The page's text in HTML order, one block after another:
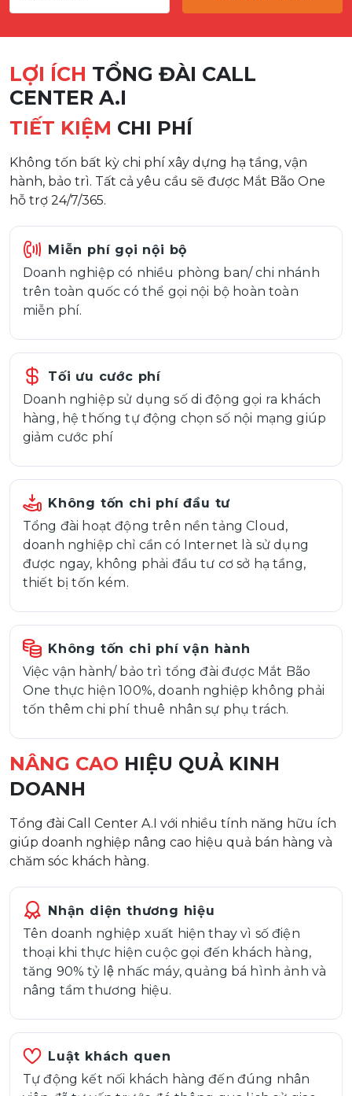
LỢI ÍCH TỔNG ĐÀI CALL
CENTER A.I
TIẾT KIỆM CHI PHÍ
Không tốn bất kỳ chi phí xây dựng hạ tầng, vận
hành, bảo trì. Tất cả yêu cầu sẽ được Mắt Bão One
hỗ trợ 24/7/365.
Miễn phí gọi nội bộ
Doanh nghiệp có nhiều phòng ban/ chi nhánh
trên toàn quốc có thể gọi nội bộ hoàn toàn
miễn phí.
Tối ưu cước phí
Doanh nghiệp sử dụng số di động gọi ra khách
hàng, hệ thống tự động chọn số nội mạng giúp
giảm cước phí
Không tốn chi phí đầu tư
Tổng đài hoạt động trên nền tảng Cloud,
doanh nghiệp chỉ cần có Internet là sử dụng
được ngay, không phải đầu tư cơ sở hạ tầng,
thiết bị tốn kém.
Không tốn chi phí vận hành
Việc vận hành/ bảo trì tổng đài được Mắt Bão
One thực hiện 100%, doanh nghiệp không phải
tốn thêm chi phí thuê nhân sự phụ trách.
NÂNG CAO HIỆU QUẢ KINH
DOANH
Tổng đài Call Center A.I với nhiều tính năng hữu ích
giúp doanh nghiệp nâng cao hiệu quả bán hàng và
chăm sóc khách hàng.
Nhận diện thương hiệu
Tên doanh nghiệp xuất hiện thay vì số điện
thoại khi thực hiện cuộc gọi đến khách hàng,
tăng 90% tỷ lệ nhấc máy, quảng bá hình ảnh và
nâng tầm thương hiệu.
Luật khách quen
Tự động kết nối khách hàng đến đúng nhân